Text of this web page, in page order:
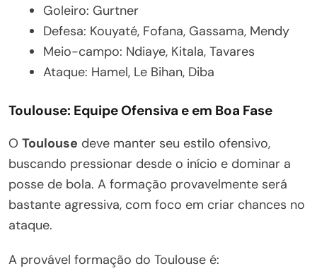
Goleiro: Gurtner
Defesa: Kouyaté, Fofana, Gassama, Mendy
Meio-campo: Ndiaye, Kitala, Tavares
Ataque: Hamel, Le Bihan, Diba
Toulouse: Equipe Ofensiva e em Boa Fase
O Toulouse deve manter seu estilo ofensivo,
buscando pressionar desde o início e dominar a
posse de bola. A formação provavelmente será
bastante agressiva, com foco em criar chances no
ataque.
A provável formação do Toulouse é: